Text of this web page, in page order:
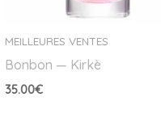
MEILLEURES VENTES
Bonbon — Kirkè
35.00€